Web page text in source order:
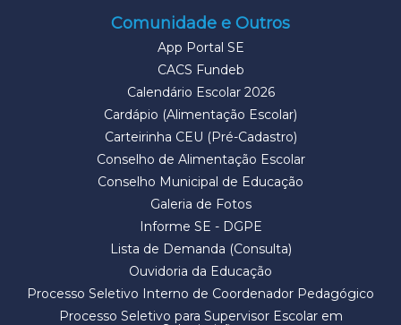
Comunidade e Outros
App Portal SE
CACS Fundeb
Calendário Escolar 2026
Cardápio (Alimentação Escolar)
Carteirinha CEU (Pré-Cadastro)
Conselho de Alimentação Escolar
Conselho Municipal de Educação
Galeria de Fotos
Informe SE - DGPE
Lista de Demanda (Consulta)
Ouvidoria da Educação
Processo Seletivo Interno de Coordenador Pedagógico
Processo Seletivo para Supervisor Escolar em